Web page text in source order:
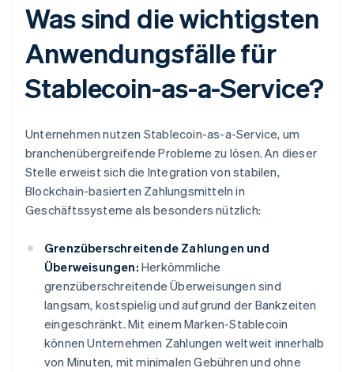
Was sind die wichtigsten
Anwendungsfälle für
Stablecoin-as-a-Service?
Unternehmen nutzen Stablecoin-as-a-Service, um
branchenübergreifende Probleme zu lösen. An dieser
Stelle erweist sich die Integration von stabilen,
Blockchain-basierten Zahlungsmitteln in
Geschäftssysteme als besonders nützlich:
Grenzüberschreitende Zahlungen und
Überweisungen: Herkömmliche
grenzüberschreitende Überweisungen sind
langsam, kostspielig und aufgrund der Bankzeiten
eingeschränkt. Mit einem Marken-Stablecoin
können Unternehmen Zahlungen weltweit innerhalb
von Minuten, mit minimalen Gebühren und ohne